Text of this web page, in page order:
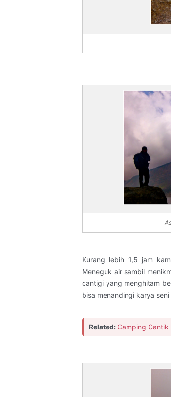
Kurang lebih 1,5 jam
Meneguk air sambil
cantigi yang menghitam
bisa menandingi karya
Related: Camping Cantik